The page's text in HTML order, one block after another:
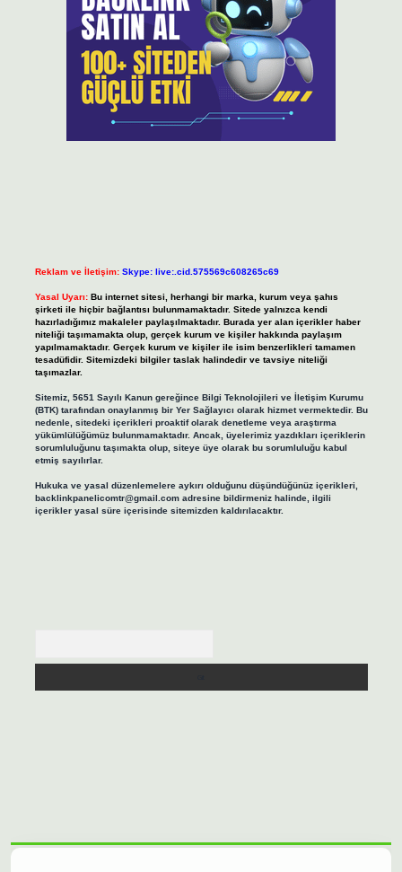
Reklam ve İletişim: Skype: live:.cid.575569c608265c69
Yasal Uyarı: Bu internet sitesi, herhangi bir marka, kurum veya şahıs
şirketi ile hiçbir bağlantısı bulunmamaktadır. Sitede yalnızca kendi
hazırladığımız makaleler paylaşılmaktadır. Burada yer alan içerikler haber
niteliği taşımamakta olup, gerçek kurum ve kişiler hakkında paylaşım
yapılmamaktadır. Gerçek kurum ve kişiler ile isim benzerlikleri tamamen
tesadüfidir. Sitemizdeki bilgiler taslak halindedir ve tavsiye niteliği
taşımazlar.
Sitemiz, 5651 Sayılı Kanun gereğince Bilgi Teknolojileri ve İletişim Kurumu
(BTK) tarafından onaylanmış bir Yer Sağlayıcı olarak hizmet vermektedir. Bu
nedenle, sitedeki içerikleri proaktif olarak denetleme veya araştırma
yükümlülüğümüz bulunmamaktadır. Ancak, üyelerimiz yazdıkları içeriklerin
sorumluluğunu taşımakta olup, siteye üye olarak bu sorumluluğu kabul
etmiş sayılırlar.
Hukuka ve yasal düzenlemelere aykırı olduğunu düşündüğünüz içerikleri,
backlinkpanelicomtr@gmail.comadresine bildirmeniz halinde, ilgili
içerikler yasal süre içerisinde sitemizden kaldırılacaktır.